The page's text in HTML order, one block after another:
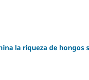
la riqueza de hongos